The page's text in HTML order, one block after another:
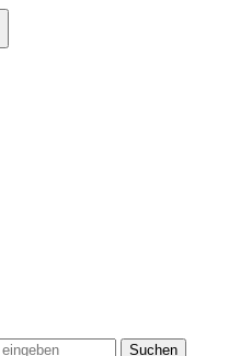
Suchen